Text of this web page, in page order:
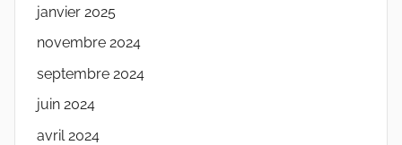
janvier 2025
novembre 2024
septembre 2024
juin 2024
avril 2024